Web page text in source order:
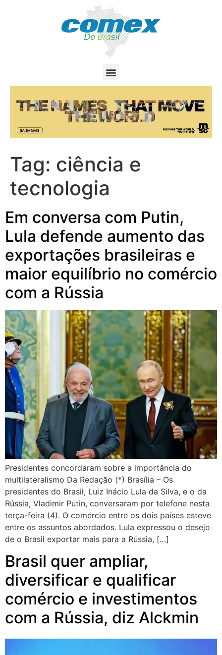
Tag: ciência e
tecnologia
Em conversa com Putin,
Lula defende aumento das
exportações brasileiras e
maior equilíbrio no comércio
com a Rússia
Presidentes concordaram sobre a importância do
multilateralismo Da Redação (*) Brasília – Os
presidentes do Brasil, Luiz Inácio Lula da Silva, e o da
Rússia, Vladimir Putin, conversaram por telefone nesta
terça-feira (4). O comércio entre os dois países esteve
entre os assuntos abordados. Lula expressou o desejo
de o Brasil exportar mais para a Rússia, […]
Brasil quer ampliar,
diversificar e qualificar
comércio e investimentos
com a Rússia, diz Alckmin